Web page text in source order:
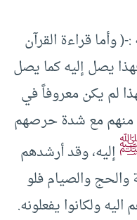
( وأما قراءة القرآن
يصل إليه كما يصل
لم يكن معروفاً في
منهم مع شدة حرصهم
إليه، وقد أرشدهم
والحج والصيام فلو
ولكانوا يفعلونه.